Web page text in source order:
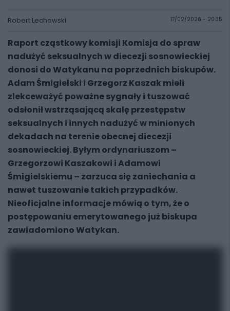
Robert Lechowski 17/02/2026 - 20:35
Raport cząstkowy komisji Komisja do spraw
nadużyć seksualnych w diecezji sosnowieckiej
donosi do Watykanu na poprzednich biskupów.
Adam Śmigielski i Grzegorz Kaszak mieli
zlekceważyć poważne sygnały i tuszować
odsłonił wstrząsającą skalę przestępstw
seksualnych i innych nadużyć w minionych
dekadach na terenie obecnej diecezji
sosnowieckiej. Byłym ordynariuszom –
Grzegorzowi Kaszakowi i Adamowi
Śmigielskiemu – zarzuca się zaniechania a
nawet tuszowanie takich przypadków.
Nieoficjalne informacje mówią o tym, że o
postępowaniu emerytowanego już biskupa
zawiadomiono Watykan.